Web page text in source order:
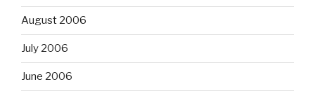
August 2006
July 2006
June 2006